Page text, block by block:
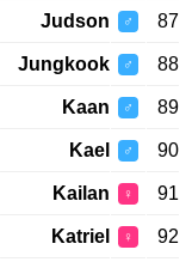
87
♂
Judson
88
♂
Jungkook
89
♂
Kaan
90
♂
Kael
91
♀
Kailan
92
♀
Katriel